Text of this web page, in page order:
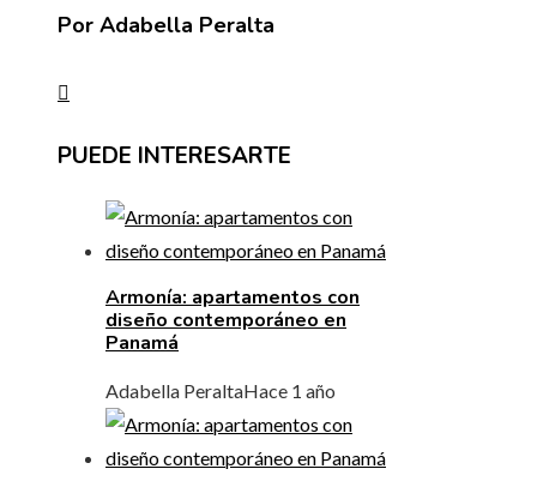
Por Adabella Peralta
PUEDE INTERESARTE
Armonía: apartamentos con
diseño contemporáneo en
Panamá
Adabella PeraltaHace 1 año